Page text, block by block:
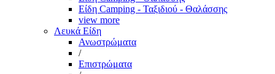
Είδη Camping - Ταξιδιού - Θαλάσσης
view more
Λευκά Είδη
Ανωστρώματα
/
Επιστρώματα